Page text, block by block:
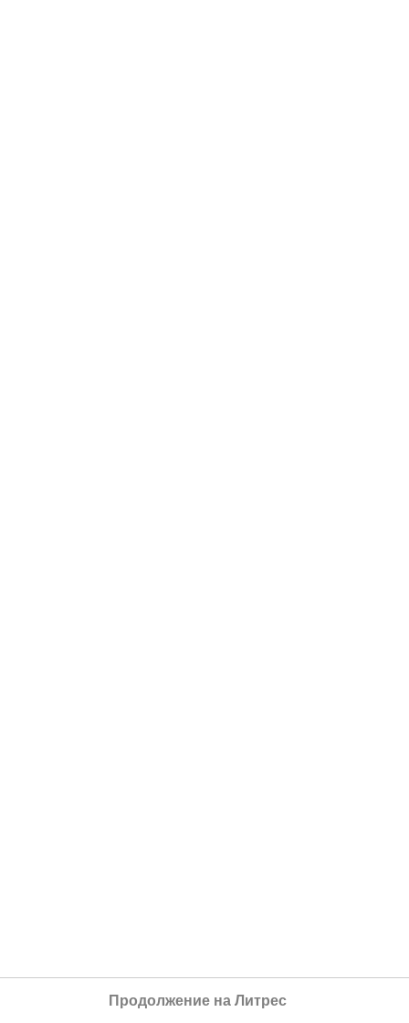
Продолжение на Литрес